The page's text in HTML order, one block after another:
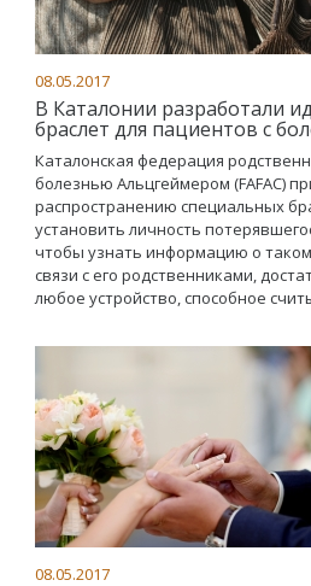
08.05.2017
В Каталонии разработали
браслет для пациентов с
Каталонская федерация
болезнью Альцгеймером (FAFAC)
распространению специальных
установить личность
чтобы узнать информацию о
связи с его родственниками,
любое устройство, способное
08.05.2017